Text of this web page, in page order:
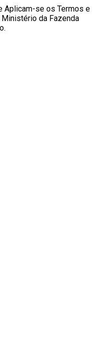
Aplicam-se os Termos e
da Fazenda